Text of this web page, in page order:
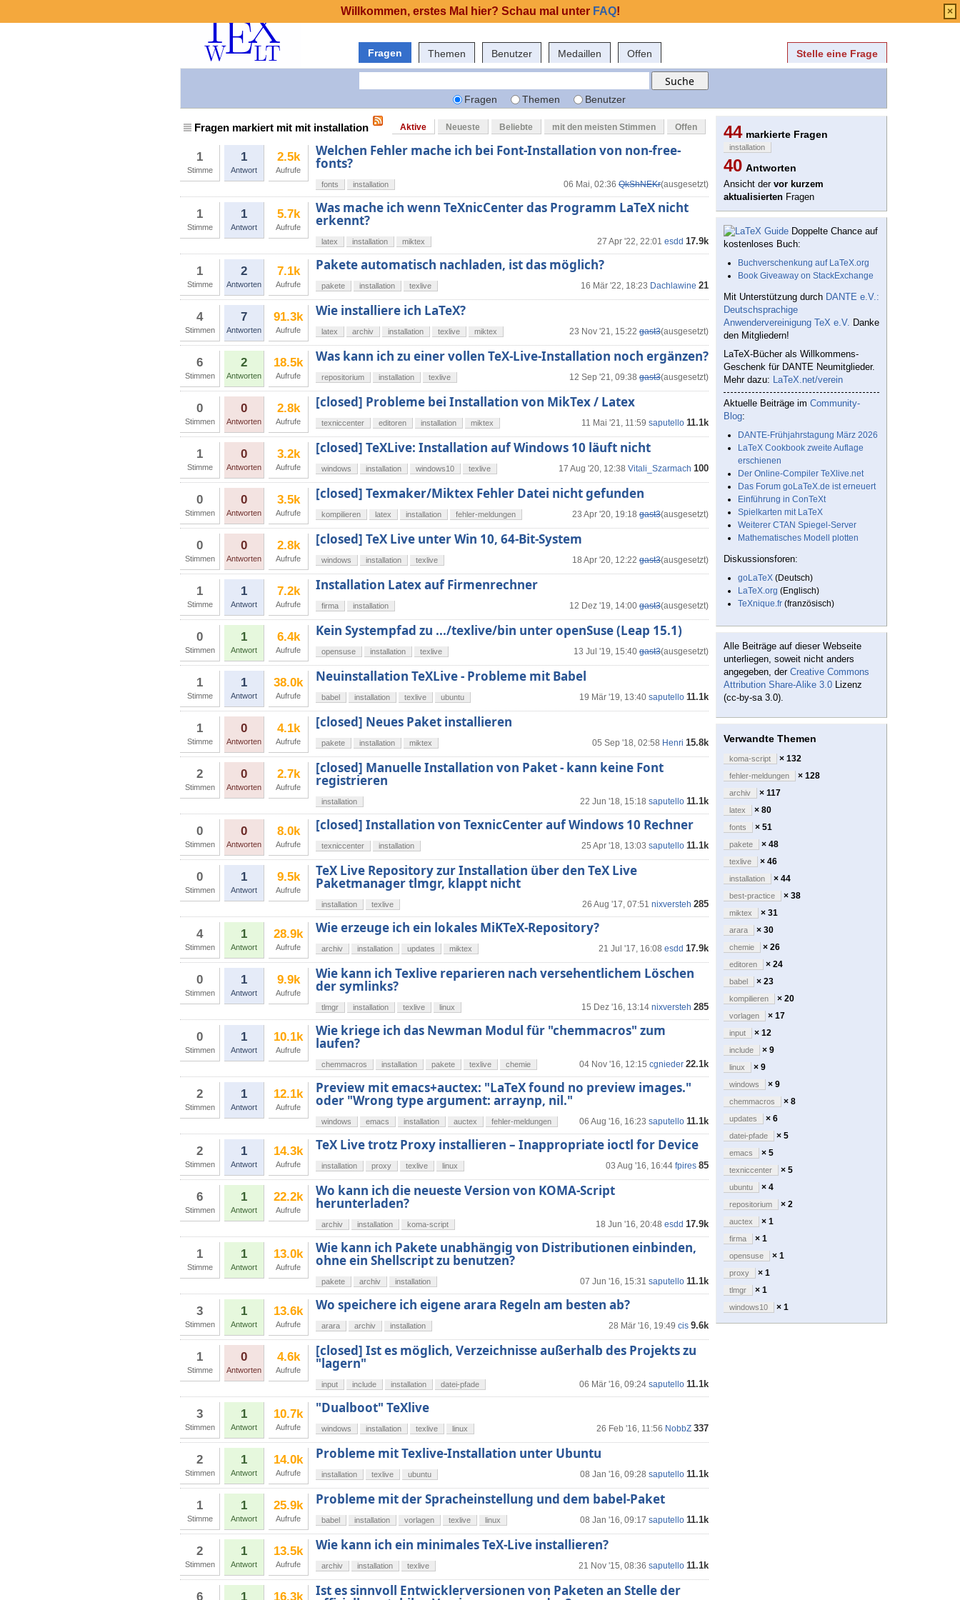
Fragen Themen Benutzer Medaillen Offen Stelle eine Frage
Fragen Themen Benutzer
Fragen markiert mit mit installation Aktive Neueste Beliebte mit den meisten Stimmen Offen
1
Stimme
1
Antwort
2.5k
Aufrufe
Welchen Fehler mache ich bei Font-Installation von non-free-
fonts?
06 Mai, 02:36 QkShNEKr(ausgesetzt)
fonts installation
1
Stimme
1
Antwort
5.7k
Aufrufe
Was mache ich wenn TeXnicCenter das Programm LaTeX nicht
erkennt?
27 Apr '22, 22:01 esdd 17.9k
latex installation miktex
1
Stimme
2
Antworten
7.1k
Aufrufe
Pakete automatisch nachladen, ist das möglich?
16 Mär '22, 18:23 Dachlawine 21
pakete installation texlive
4
Stimmen
7
Antworten
91.3k
Aufrufe
Wie installiere ich LaTeX?
23 Nov '21, 15:22 gast3(ausgesetzt)
latex archiv installation texlive miktex
6
Stimmen
2
Antworten
18.5k
Aufrufe
Was kann ich zu einer vollen TeX-Live-Installation noch ergänzen?
12 Sep '21, 09:38 gast3(ausgesetzt)
repositorium installation texlive
0
Stimmen
0
Antworten
2.8k
Aufrufe
[closed] Probleme bei Installation von MikTex / Latex
11 Mai '21, 11:59 saputello 11.1k
texniccenter editoren installation miktex
1
Stimme
0
Antworten
3.2k
Aufrufe
[closed] TeXLive: Installation auf Windows 10 läuft nicht
17 Aug '20, 12:38 Vitali_Szarmach 100
windows installation windows10 texlive
0
Stimmen
0
Antworten
3.5k
Aufrufe
[closed] Texmaker/Miktex Fehler Datei nicht gefunden
23 Apr '20, 19:18 gast3(ausgesetzt)
kompilieren latex installation fehler-meldungen
0
Stimmen
0
Antworten
2.8k
Aufrufe
[closed] TeX Live unter Win 10, 64-Bit-System
18 Apr '20, 12:22 gast3(ausgesetzt)
windows installation texlive
1
Stimme
1
Antwort
7.2k
Aufrufe
Installation Latex auf Firmenrechner
12 Dez '19, 14:00 gast3(ausgesetzt)
firma installation
0
Stimmen
1
Antwort
6.4k
Aufrufe
Kein Systempfad zu .../texlive/bin unter openSuse (Leap 15.1)
13 Jul '19, 15:40 gast3(ausgesetzt)
opensuse installation texlive
1
Stimme
1
Antwort
38.0k
Aufrufe
Neuinstallation TeXLive - Probleme mit Babel
19 Mär '19, 13:40 saputello 11.1k
babel installation texlive ubuntu
1
Stimme
0
Antworten
4.1k
Aufrufe
[closed] Neues Paket installieren
05 Sep '18, 02:58 Henri 15.8k
pakete installation miktex
2
Stimmen
0
Antworten
2.7k
Aufrufe
[closed] Manuelle Installation von Paket - kann keine Font
registrieren
22 Jun '18, 15:18 saputello 11.1k
installation
0
Stimmen
0
Antworten
8.0k
Aufrufe
[closed] Installation von TexnicCenter auf Windows 10 Rechner
25 Apr '18, 13:03 saputello 11.1k
texniccenter installation
0
Stimmen
1
Antwort
9.5k
Aufrufe
TeX Live Repository zur Installation über den TeX Live
Paketmanager tlmgr, klappt nicht
26 Aug '17, 07:51 nixversteh 285
installation texlive
4
Stimmen
1
Antwort
28.9k
Aufrufe
Wie erzeuge ich ein lokales MiKTeX-Repository?
21 Jul '17, 16:08 esdd 17.9k
archiv installation updates miktex
0
Stimmen
1
Antwort
9.9k
Aufrufe
Wie kann ich Texlive reparieren nach versehentlichem Löschen
der symlinks?
15 Dez '16, 13:14 nixversteh 285
tlmgr installation texlive linux
0
Stimmen
1
Antwort
10.1k
Aufrufe
Wie kriege ich das Newman Modul für "chemmacros" zum
laufen?
04 Nov '16, 12:15 cgnieder 22.1k
chemmacros installation pakete texlive chemie
2
Stimmen
1
Antwort
12.1k
Aufrufe
Preview mit emacs+auctex: "LaTeX found no preview images."
oder "Wrong type argument: arraynp, nil."
06 Aug '16, 16:23 saputello 11.1k
windows emacs installation auctex fehler-meldungen
2
Stimmen
1
Antwort
14.3k
Aufrufe
TeX Live trotz Proxy installieren – Inappropriate ioctl for Device
03 Aug '16, 16:44 fpires 85
installation proxy texlive linux
6
Stimmen
1
Antwort
22.2k
Aufrufe
Wo kann ich die neueste Version von KOMA-Script
herunterladen?
18 Jun '16, 20:48 esdd 17.9k
archiv installation koma-script
1
Stimme
1
Antwort
13.0k
Aufrufe
Wie kann ich Pakete unabhängig von Distributionen einbinden,
ohne ein Shellscript zu benutzen?
07 Jun '16, 15:31 saputello 11.1k
pakete archiv installation
3
Stimmen
1
Antwort
13.6k
Aufrufe
Wo speichere ich eigene arara Regeln am besten ab?
28 Mär '16, 19:49 cis 9.6k
arara archiv installation
1
Stimme
0
Antworten
4.6k
Aufrufe
[closed] Ist es möglich, Verzeichnisse außerhalb des Projekts zu
"lagern"
06 Mär '16, 09:24 saputello 11.1k
input include installation datei-pfade
3
Stimmen
1
Antwort
10.7k
Aufrufe
"Dualboot" TeXlive
26 Feb '16, 11:56 NobbZ 337
windows installation texlive linux
2
Stimmen
1
Antwort
14.0k
Aufrufe
Probleme mit Texlive-Installation unter Ubuntu
08 Jan '16, 09:28 saputello 11.1k
installation texlive ubuntu
1
Stimme
1
Antwort
25.9k
Aufrufe
Probleme mit der Spracheinstellung und dem babel-Paket
08 Jan '16, 09:17 saputello 11.1k
babel installation vorlagen texlive linux
2
Stimmen
1
Antwort
13.5k
Aufrufe
Wie kann ich ein minimales TeX-Live installieren?
21 Nov '15, 08:36 saputello 11.1k
archiv installation texlive
6 1 16.3k Ist es sinnvoll Entwicklerversionen von Paketen an Stelle der
44 markierte Fragen
installation
40 Antworten
Ansicht der vor kurzem
aktualisierten Fragen
Doppelte Chance auf
kostenloses Buch:
Buchverschenkung auf LaTeX.org
Book Giveaway on StackExchange
Mit Unterstützung durch DANTE e.V.:
Deutschsprachige
Anwendervereinigung TeX e.V. Danke
den Mitgliedern!
LaTeX-Bücher als Willkommens-
Geschenk für DANTE Neumitglieder.
Mehr dazu: LaTeX.net/verein
Aktuelle Beiträge im Community-
Blog:
DANTE-Frühjahrstagung März 2026
LaTeX Cookbook zweite Auflage
erschienen
Der Online-Compiler TeXlive.net
Das Forum goLaTeX.de ist erneuert
Einführung in ConTeXt
Spielkarten mit LaTeX
Weiterer CTAN Spiegel-Server
Mathematisches Modell plotten
Diskussionsforen:
goLaTeX (Deutsch)
LaTeX.org (Englisch)
TeXnique.fr (französisch)
Alle Beiträge auf dieser Webseite
unterliegen, soweit nicht anders
angegeben, der Creative Commons
Attribution Share-Alike 3.0 Lizenz
(cc-by-sa 3.0).
Verwandte Themen
koma-script × 132
fehler-meldungen × 128
archiv × 117
latex × 80
fonts × 51
pakete × 48
texlive × 46
installation × 44
best-practice × 38
miktex × 31
arara × 30
chemie × 26
editoren × 24
babel × 23
kompilieren × 20
vorlagen × 17
input × 12
include × 9
linux × 9
windows × 9
chemmacros × 8
updates × 6
datei-pfade × 5
emacs × 5
texniccenter × 5
ubuntu × 4
repositorium × 2
auctex × 1
firma × 1
opensuse × 1
proxy × 1
tlmgr × 1
windows10 × 1
Willkommen, erstes Mal hier? Schau mal unter FAQ! ×